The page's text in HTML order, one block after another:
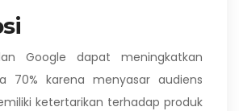
Google dapat meningkatkan
70% karena menyasar audiens
ketertarikan terhadap produk